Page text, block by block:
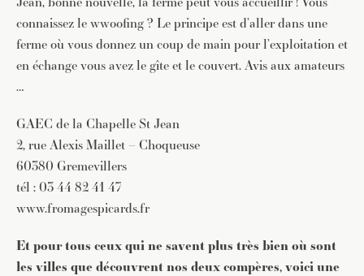
connaissez le wwoofing ? Le principe est d’aller dans une
ferme où vous donnez un coup de main pour l’exploitation et
en échange vous avez le gîte et le couvert. Avis aux amateurs
…
GAEC de la Chapelle St Jean
2, rue Alexis Maillet – Choqueuse
60380 Gremevillers
tél : 03 44 82 41 47
www.fromagespicards.fr
Et pour tous ceux qui ne savent plus très bien où sont
les villes que découvrent nos deux compères, voici une
JE M'INSCRIS À LA NEWSLETTER